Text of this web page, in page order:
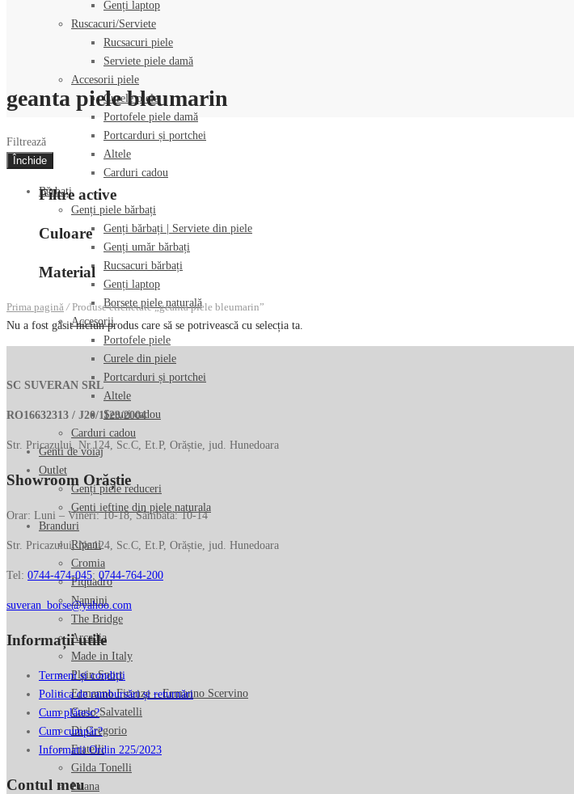
Genți laptop
Ruscacuri/Serviete
Rucsacuri piele
Serviete piele damă
Accesorii piele
Curele piele
Portofele piele damă
Portcarduri și portchei
Altele
Carduri cadou
Bărbați
Genți piele bărbați
Genți bărbați | Serviete din piele
Genți umăr bărbați
Rucsacuri bărbați
Genți laptop
Borsete piele naturală
Accesorii
Portofele piele
Curele din piele
Portcarduri și portchei
Altele
Seturi cadou
Carduri cadou
Genti de voiaj
Outlet
Genți piele reduceri
Genti ieftine din piele naturala
Branduri
Ripani
Cromia
Piquadro
Nannini
The Bridge
Arcadia
Made in Italy
Plein Sport
Ermanno Firenze – Ermanno Scervino
Carlo Salvatelli
Di Gregorio
Fratelli
Gilda Tonelli
Luana
geanta piele bleumarin
Filtrează
Închide
Filtre active
Culoare
Material
Prima pagină /Produse etichetate „geanta piele bleumarin”
Nu a fost găsit niciun produs care să se potrivească cu selecția ta.
SC SUVERAN SRL
RO16632313 / J20/1123/2004
Str. Pricazului, Nr.124, Sc.C, Et.P, Orăștie, jud. Hunedoara
Showroom Orăștie
Orar: Luni – Vineri: 10-18, Sâmbătă: 10-14
Str. Pricazului, Nr.124, Sc.C, Et.P, Orăștie, jud. Hunedoara
Tel: 0744-474-045; 0744-764-200
suveran_borse@yahoo.com
Informații utile
Termeni și condiții
Politica de rambursări și returnări
Cum plătesc?
Cum cumpăr?
Informatii Ordin 225/2023
Contul meu